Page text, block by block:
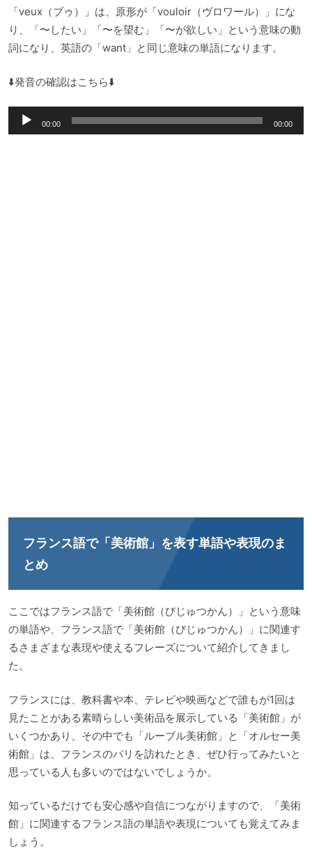
「veux（ブゥ）」は、原形が「vouloir（ヴロワール）」にな
り、「〜したい」「〜を望む」「〜が欲しい」という意味の動
詞になり、英語の「want」と同じ意味の単語になります。
⬇️発音の確認はこちら⬇️
声
00:00 00:00
フランス語で「美術館」を表す単語や表現のま
とめ
ここではフランス語で「美術館（びじゅつかん）」という意味
の単語や、フランス語で「美術館（びじゅつかん）」に関連す
るさまざまな表現や使えるフレーズについて紹介してきまし
た。
フランスには、教科書や本、テレビや映画などで誰もが1回は
見たことがある素晴らしい美術品を展示している「美術館」が
いくつかあり、その中でも「ルーブル美術館」と「オルセー美
術館」は、フランスのパリを訪れたとき、ぜひ行ってみたいと
思っている人も多いのではないでしょうか。
知っているだけでも安心感や自信につながりますので、「美術
館」に関連するフランス語の単語や表現についても覚えてみま
しょう。